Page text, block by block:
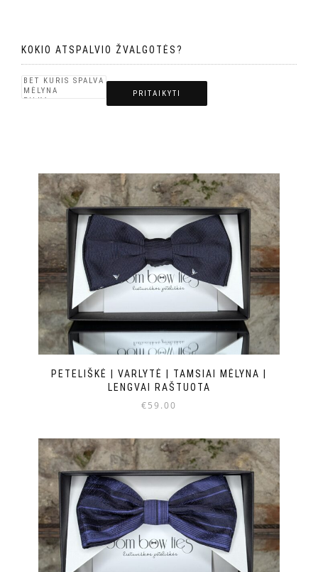
KOKIO ATSPALVIO ŽVALGOTĖS?
PRITAIKYTI
PETELIŠKĖ | VARLYTĖ | TAMSIAI MĖLYNA |
LENGVAI RAŠTUOTA
€59.00